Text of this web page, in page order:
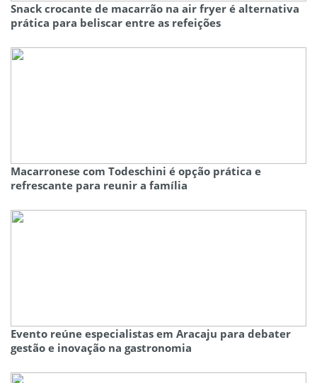
Snack crocante de macarrão na air fryer é alternativa
prática para beliscar entre as refeições
Macarronese com Todeschini é opção prática e
refrescante para reunir a família
Evento reúne especialistas em Aracaju para debater
gestão e inovação na gastronomia